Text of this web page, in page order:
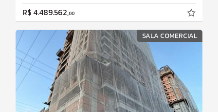
R$ 4.489.562,00
SALA COMERCIAL